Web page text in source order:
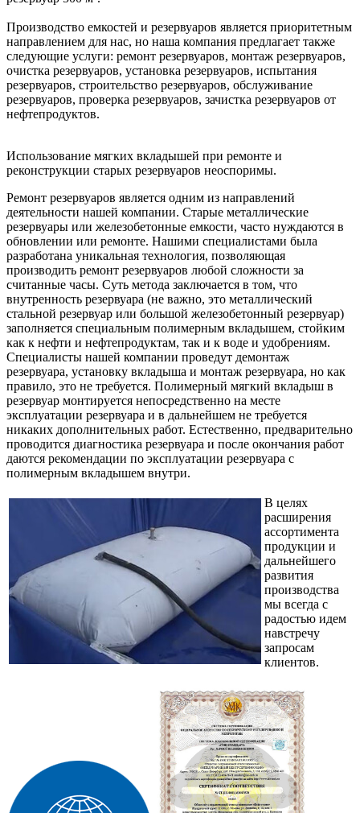
Производство емкостей и резервуаров является приоритетным
направлением для нас, но наша компания предлагает также
следующие услуги: ремонт резервуаров, монтаж резервуаров,
очистка резервуаров, установка резервуаров, испытания
резервуаров, строительство резервуаров, обслуживание
резервуаров, проверка резервуаров, зачистка резервуаров от
нефтепродуктов.
Использование мягких вкладышей при ремонте и
реконструкции старых резервуаров неоспоримы.
Ремонт резервуаров является одним из направлений
деятельности нашей компании. Старые металлические
резервуары или железобетонные емкости, часто нуждаются в
обновлении или ремонте. Нашими специалистами была
разработана уникальная технология, позволяющая
производить ремонт резервуаров любой сложности за
считанные часы. Суть метода заключается в том, что
внутренность резервуара (не важно, это металлический
стальной резервуар или большой железобетонный резервуар)
заполняется специальным полимерным вкладышем, стойким
как к нефти и нефтепродуктам, так и к воде и удобрениям.
Специалисты нашей компании проведут демонтаж
резервуара, установку вкладыша и монтаж резервуара, но как
правило, это не требуется. Полимерный мягкий вкладыш в
резервуар монтируется непосредственно на месте
эксплуатации резервуара и в дальнейшем не требуется
никаких дополнительных работ. Естественно, предварительно
проводится диагностика резервуара и после окончания работ
даются рекомендации по эксплуатации резервуара с
полимерным вкладышем внутри.
В целях
расширения
ассортимента
продукции и
дальнейшего
развития
производства
мы всегда с
радостью идем
навстречу
запросам
клиентов.